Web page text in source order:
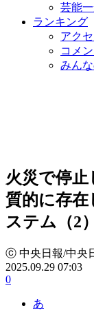
芸能
ランキング
アク
コメン
みん
火災で停
質的に存
ステム（2）
ⓒ 中央日報/中央
2025.09.29 07:03
0
あ